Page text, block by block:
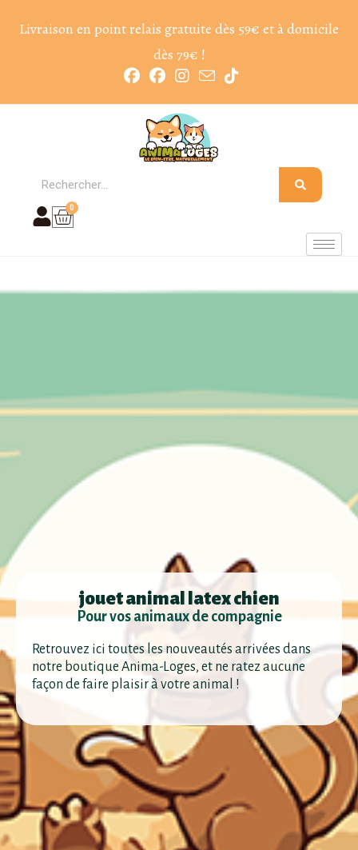
Livraison en point relais gratuite dès 59€ et à domicile
dès 79€ !
0
jouet animal latex chien
Pour vos animaux de compagnie
Retrouvez ici toutes les nouveautés arrivées dans
notre boutique Anima-Loges, et ne ratez aucune
façon de faire plaisir à votre animal !